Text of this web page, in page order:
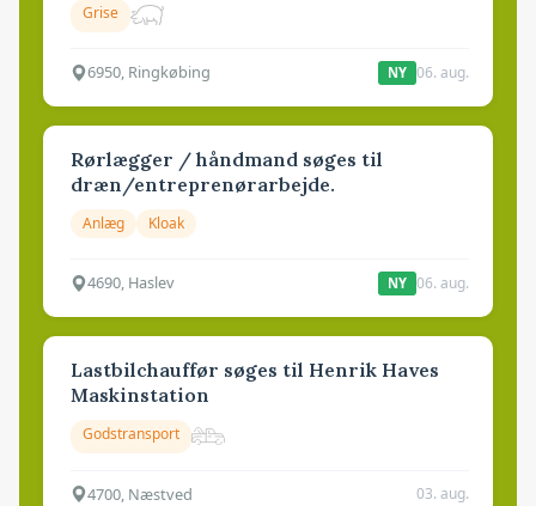
Grise
6950, Ringkøbing NY 06. aug.
Rørlægger / håndmand søges til
dræn/entreprenørarbejde.
Anlæg Kloak
4690, Haslev NY 06. aug.
Lastbilchauffør søges til Henrik Haves
Maskinstation
Godstransport
4700, Næstved 03. aug.